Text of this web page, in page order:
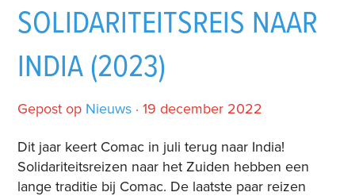
SOLIDARITEITSREIS NAAR
INDIA (2023)
Gepost op Nieuws · 19 december 2022
Dit jaar keert Comac in juli terug naar India!
Solidariteitsreizen naar het Zuiden hebben een
lange traditie bij Comac. De laatste paar reizen